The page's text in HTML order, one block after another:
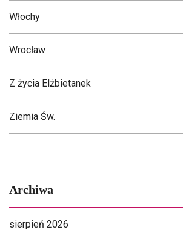
Włochy
Wrocław
Z życia Elżbietanek
Ziemia Św.
Archiwa
sierpień 2026